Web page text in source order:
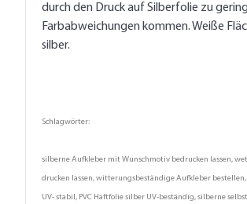
durch den Druck auf Silberfolie zu
Farbabweichungen kommen. Weiße
silber.
Schlagwörter:
silberne Aufkleber mit Wunschmotiv bedrucken lassen,
drucken lassen, witterungsbeständige Aufkleber
UV- stabil, PVC Haftfolie silber UV-beständig, silberne